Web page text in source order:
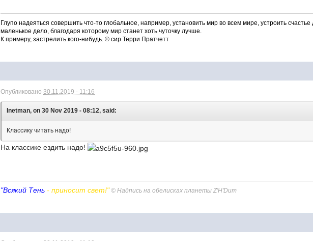
Глупо надеяться совершить что-то глобальное, например, установить мир во всем мире, устроить
маленькое дело, благодаря которому мир станет хоть чуточку лучше.
К примеру, застрелить кого-нибудь. © сир Терри Пратчетт
Опубликовано30.11.2019 - 11:16
Inetman, on 30 Nov 2019 - 08:12, said:
Классику читать надо!
На классике ездить надо!
"Всякий Тень - приносит свет!" © Надпись на обелисках планеты Z'H'Dum